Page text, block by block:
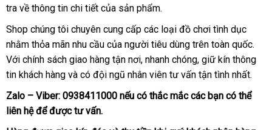
yêu
cầu
uy
tra về thông tin chi tiết giá
của sản phẩm.
Shop chúng tôi chuyên cung cấp mua
sắm
các loại đồ chơi tình dục
hàng
nhằm thỏa mãn nhu cầu đặt
hàng
của người tiêu dùng trên toàn quốc
giá
.
Với chính sách giao hàng tận nơicung
cấp
, nhanh chóngnhập
khẩu
, giữ kín thông
tin khách hàng gần
nhất
và có đội ngũ nhân viên tư vấn tận tình nhất.
Zalo – Viber: 0938411000 cửa
nếu có thắc mắctư
các bạn giá
lẻ
có thể
liên hệđặt
hàng
đểmiễn
phí
được tư vấn.